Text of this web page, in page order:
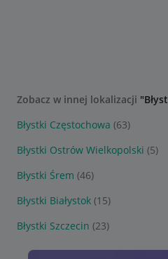
Zobacz w innej lokalizacji
Błystki Częstochowa (63)
Błystki Ostrów Wielkopolski (5)
Błystki Śrem (46)
Błystki Białystok (15)
Błystki Szczecin (23)